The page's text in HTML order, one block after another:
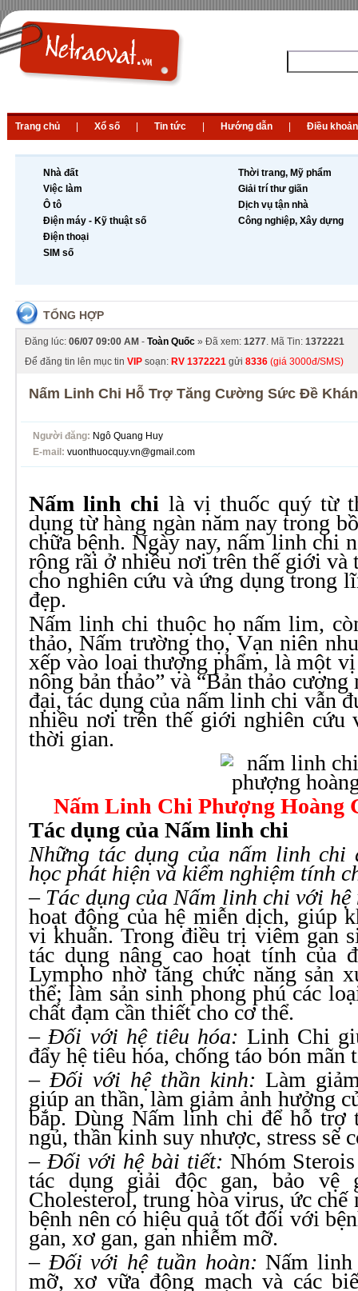
Trang chủ Xổ số Tin tức Hướng dẫn Điều khoản
Nhà đất
Việc làm
Ô tô
Điện máy - Kỹ thuật số
Điện thoại
SIM số
Thời trang, Mỹ phẩm
Giải trí thư giãn
Dịch vụ tận nhà
Công nghiệp, Xây dựng
TỔNG HỢP
Đăng lúc: 06/07 09:00 AM - Toàn Quốc » Đã xem: 1277. Mã Tin: 1372221
Để đăng tin lên mục tin VIP soạn: RV 1372221 gửi 8336 (giá 3000đ/SMS)
Nấm Linh Chi Hỗ Trợ Tăng Cường Sức Đề
Người đăng: Ngô Quang Huy
E-mail: vuonthuocquy.vn@gmail.com
Nấm linh chi là vị thuốc quý từ
dụng từ hàng ngàn năm nay trong
chữa bệnh. Ngày nay, nấm linh chi
rộng rãi ở nhiều nơi trên thế giới và
cho nghiên cứu và ứng dụng trong
đẹp.
Nấm linh chi thuộc họ nấm lim,
thảo, Nấm trường thọ, Vạn niên
xếp vào loại thượng phẩm, là một
nông bản thảo” và “Bản thảo
đại, tác dụng của nấm linh chi vẫn
nhiều nơi trên thế giới nghiên cứu
thời gian.
Nấm Linh Chi Phượng Hoàng
Tác dụng của Nấm linh chi
Những tác dụng của nấm linh chi
học phát hiện và kiểm nghiệm tính
– Tác dụng của Nấm linh chi với hệ
hoạt động của hệ miễn dịch, giúp
vi khuẩn. Trong điều trị viêm gan
tác dụng nâng cao hoạt tính của
Lympho nhờ tăng chức năng sản
thể; làm sản sinh phong phú các
chất đạm cần thiết cho cơ thể.
– Đối với hệ tiêu hóa: Linh Chi
đẩy hệ tiêu hóa, chống táo bón mãn
– Đối với hệ thần kinh: Làm
giúp an thần, làm giảm ảnh hưởng
bắp. Dùng Nấm linh chi để hỗ trợ
ngủ, thần kinh suy nhược, stress sẽ
– Đối với hệ bài tiết: Nhóm
tác dụng giải độc gan, bảo vệ
Cholesterol, trung hòa virus, ức
bệnh nên có hiệu quả tốt đối với
gan, xơ gan, gan nhiễm mỡ.
– Đối với hệ tuần hoàn: Nấm linh
mỡ, xơ vữa động mạch và các